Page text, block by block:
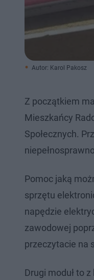
Autor: Karol Pakosz
Z początkiem
Mieszkańcy
Społecznych.
Pomoc jaką
sprzętu
napędzie
zawodowej
przeczytacie na
Drugi moduł to